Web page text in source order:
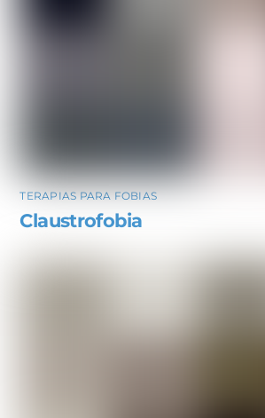
TERAPIAS PARA FOBIAS
Claustrofobia